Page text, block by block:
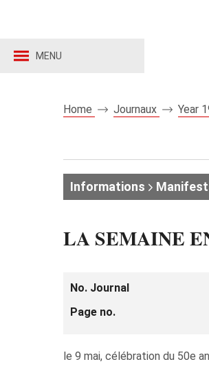
MENU
Home Journaux Year
Informations
LA SEMAINE
No. Journal
Page no.
le 9 mai, célébration du 50e